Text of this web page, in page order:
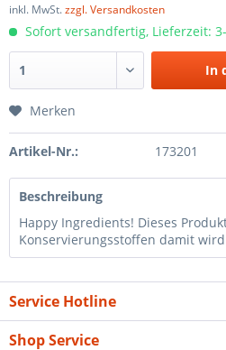
inkl. MwSt.zzgl. Versandkosten
Sofort versandfertig, Lieferzeit:
In
Merken
Artikel-Nr.: 173201
Beschreibung
Happy Ingredients! Dieses
Konservierungsstoffen damit
Service Hotline
Shop Service